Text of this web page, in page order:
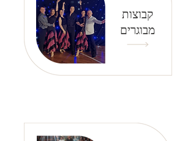
קבוצות
מבוגרים